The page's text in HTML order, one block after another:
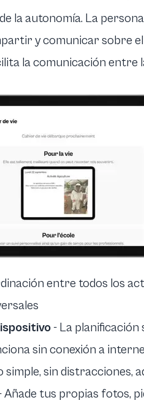
la autonomía. La
y comunicar sobre
la comunicación entre
entre todos los
- La
sin conexión a
simple, sin distracciones,
Añade tus propias fotos,